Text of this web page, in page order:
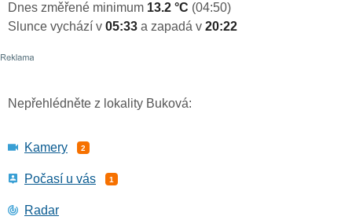
Dnes změřené minimum 13.2 °C (04:50)
Slunce vychází v 05:33 a zapadá v 20:22
Nepřehlédněte z lokality Buková:
Kamery 2
Počasí u vás 1
Radar